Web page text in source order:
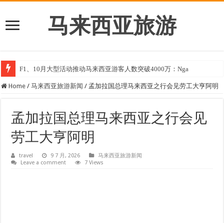
马来西亚旅游
F1、10月大型活动推动马来西亚游客人数突破4000万：Nga
Home / 马来西亚旅游新闻 / 孟加拉国总理马来西亚之行会见劳工大亨阿明
孟加拉国总理马来西亚之行会见
劳工大亨阿明
travel 9 7 月, 2026
马来西亚旅游新闻
Leave a comment
7 Views